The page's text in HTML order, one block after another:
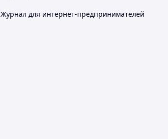
Журнал для интернет-предпринимателей